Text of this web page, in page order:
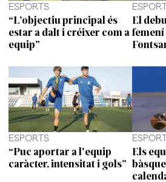
ESPORTS
“L’objectiu principal és
estar a dalt i créixer com a
equip”
El
femení
ESPORTS
“Puc aportar a l'equip
caràcter, intensitat i gols”
Els